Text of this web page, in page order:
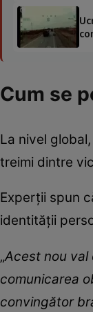
Cum se
La nivel
treimi dintre
Experții spun
identității
„Acest nou
comunicarea
convingător